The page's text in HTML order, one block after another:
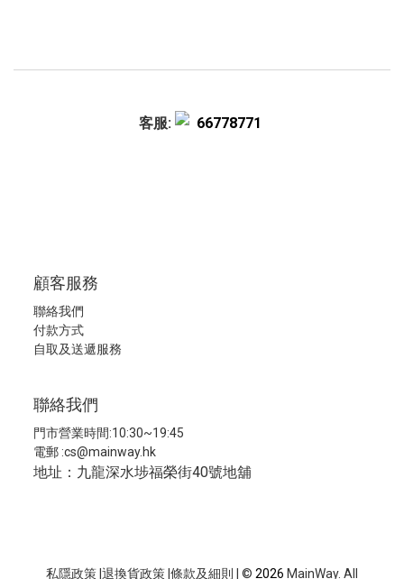
客服: 66778771
顧客服務
聯絡我們
付款方式
自取及送遞服務
聯絡我們
門市營業時間:10:30~19:45
電郵 :cs@mainway.hk
地址：九龍深水埗福榮街40號地舖
私隱政策 退換貨政策 條款及細則 | © 2026 MainWay. All